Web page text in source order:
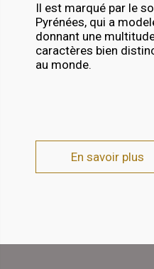
Il est marqué par le
Pyrénées, qui a
donnant une
caractères bien
au monde.
En savoir plus